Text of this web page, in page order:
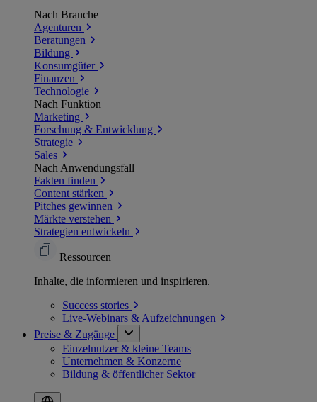
Nach Branche
Agenturen
Beratungen
Bildung
Konsumgüter
Finanzen
Technologie
Nach Funktion
Marketing
Forschung & Entwicklung
Strategie
Sales
Nach Anwendungsfall
Fakten finden
Content stärken
Pitches gewinnen
Märkte verstehen
Strategien entwickeln
Ressourcen
Inhalte, die informieren und inspirieren.
Success stories
Live-Webinars & Aufzeichnungen
Preise & Zugänge
Einzelnutzer & kleine Teams
Unternehmen & Konzerne
Bildung & öffentlicher Sektor